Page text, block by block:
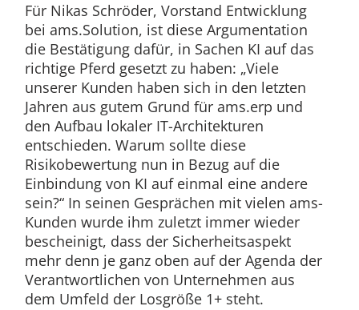
Für Nikas Schröder, Vorstand Entwicklung
bei ams.Solution, ist diese Argumentation
die Bestätigung dafür, in Sachen KI auf das
richtige Pferd gesetzt zu haben: „Viele
unserer Kunden haben sich in den letzten
Jahren aus gutem Grund für ams.erp und
den Aufbau lokaler IT-Architekturen
entschieden. Warum sollte diese
Risikobewertung nun in Bezug auf die
Einbindung von KI auf einmal eine andere
sein?“ In seinen Gesprächen mit vielen ams-
Kunden wurde ihm zuletzt immer wieder
bescheinigt, dass der Sicherheitsaspekt
mehr denn je ganz oben auf der Agenda der
Verantwortlichen von Unternehmen aus
dem Umfeld der Losgröße 1+ steht.